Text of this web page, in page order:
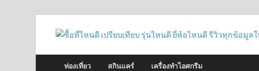
ท่องเที่ยว สกินแคร์ เครื่องทำไอศกรีม